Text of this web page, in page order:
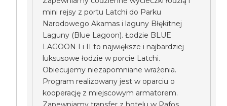
mini rejsy z portu Latchi do Parku
Narodowego Akamas i laguny Błękitnej
Laguny (Blue Lagoon). Łodzie BLUE
LAGOON I i II to największe i najbardziej
luksusowe łodzie w porcie Latchi.
Obiecujemy niezapomniane wrażenia.
Program realizowany jest w oparciu o
kooperację z miejscowym armatorem.